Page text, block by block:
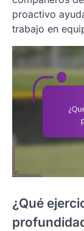
proactivo
trabajo en
¿Qué